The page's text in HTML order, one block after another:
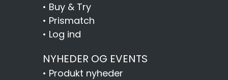
• Buy & Try
• Prismatch
• Log ind
NYHEDER OG EVENTS
• Produkt nyheder